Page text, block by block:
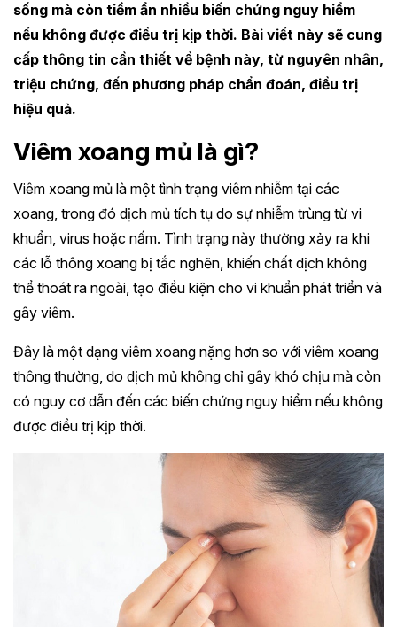
sống mà còn tiềm ẩn nhiều biến chứng nguy hiểm
nếu không được điều trị kịp thời. Bài viết này sẽ cung
cấp thông tin cần thiết về bệnh này, từ nguyên nhân,
triệu chứng, đến phương pháp chẩn đoán, điều trị
hiệu quả.
Viêm xoang mủ là gì?
Viêm xoang mủ là một tình trạng viêm nhiễm tại các
xoang, trong đó dịch mủ tích tụ do sự nhiễm trùng từ vi
khuẩn, virus hoặc nấm. Tình trạng này thường xảy ra khi
các lỗ thông xoang bị tắc nghẽn, khiến chất dịch không
thể thoát ra ngoài, tạo điều kiện cho vi khuẩn phát triển và
gây viêm.
Đây là một dạng viêm xoang nặng hơn so với viêm xoang
thông thường, do dịch mủ không chỉ gây khó chịu mà còn
có nguy cơ dẫn đến các biến chứng nguy hiểm nếu không
được điều trị kịp thời.